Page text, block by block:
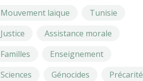
Mouvement laïque
Tunisie
Justice
Assistance morale
Familles
Enseignement
Sciences
Génocides
Précarité